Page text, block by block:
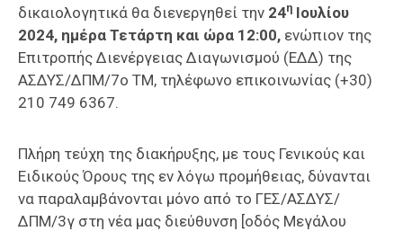
δικαιολογητικά θα διενεργηθεί την 24η Ιουλίου
2024, ημέρα Τετάρτη και ώρα 12:00, ενώπιον της
Επιτροπής Διενέργειας Διαγωνισμού (ΕΔΔ) της
ΑΣΔΥΣ/ΔΠΜ/7ο ΤΜ, τηλέφωνο επικοινωνίας (+30)
210 749 6367.
Πλήρη τεύχη της διακήρυξης, με τους Γενικούς και
Ειδικούς Όρους της εν λόγω προμήθειας, δύνανται
να παραλαμβάνονται μόνο από το ΓΕΣ/ΑΣΔΥΣ/
ΔΠΜ/3γ στη νέα μας διεύθυνση [οδός Μεγάλου